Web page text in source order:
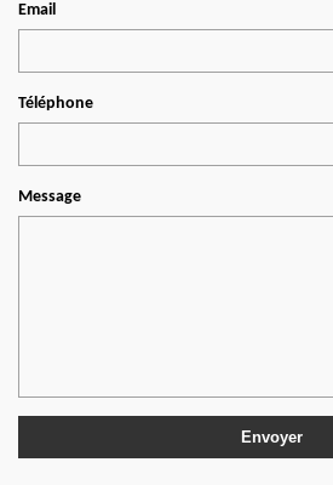
Email
Téléphone
Message